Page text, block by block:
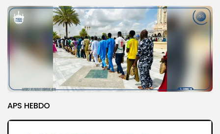
APS HEBDO